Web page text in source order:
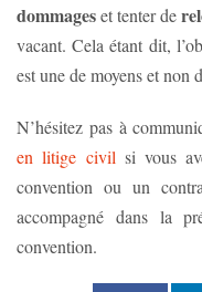
dommageset tenter de
vacant. Cela étant dit,
est une de moyens et non
N’hésitez pas à
en litige civil si vous
convention ou un
accompagné dans la
convention.